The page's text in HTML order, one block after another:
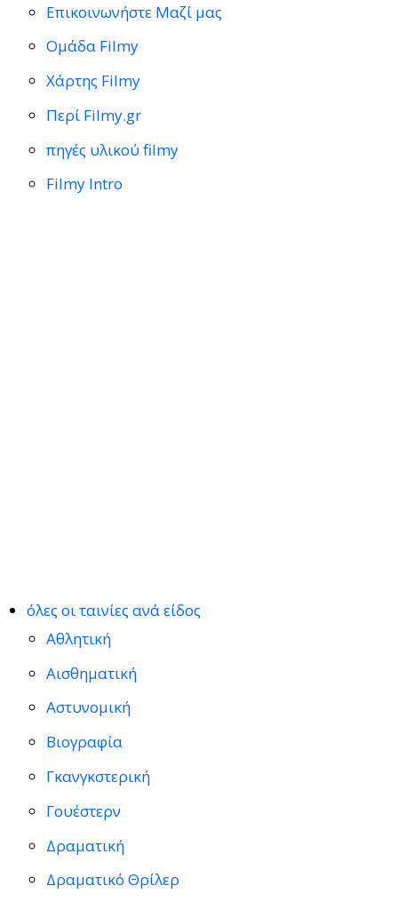
Επικοινωνήστε Μαζί μας
Ομάδα Filmy
Χάρτης Filmy
Περί Filmy.gr
πηγές υλικού filmy
Filmy Intro
όλες οι ταινίες ανά είδος
Αθλητική
Αισθηματική
Αστυνομική
Βιογραφία
Γκανγκστερική
Γουέστερν
Δραματική
Δραματικό Θρίλερ